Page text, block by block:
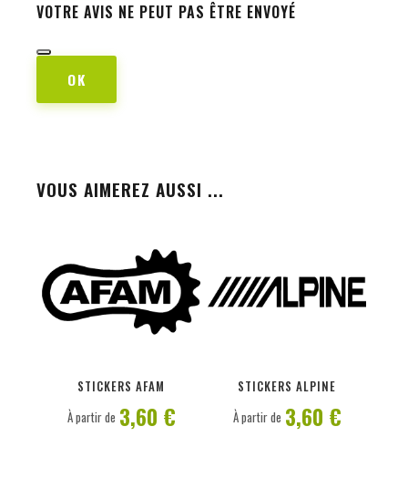
VOTRE AVIS NE PEUT PAS ÊTRE ENVOYÉ
OK
VOUS AIMEREZ AUSSI ...
STICKERS AFAM
À partir de 3,60 €
STICKERS ALPINE
À partir de 3,60 €